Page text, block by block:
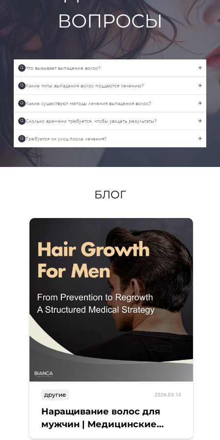
ВОПРОСЫ
Q Что вызывает выпадение волос?
Q Какие типы выпадения волос поддаются лечению?
Q Какие существуют методы лечения выпадения волос?
Q Сколько времени требуется, чтобы увидеть результаты?
Q Требуется ли уход после лечения?
БЛОГ
другие 2026.03.13
Наращивание волос для
мужчин | Медицинские
возможности в Токио